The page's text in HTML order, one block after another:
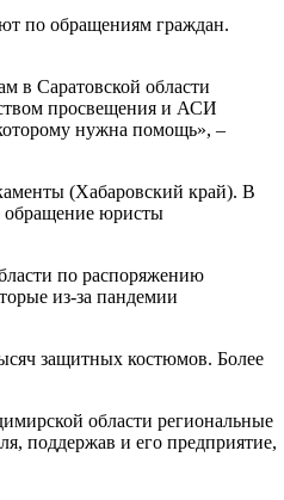
по обращениям граждан.
в Саратовской области
просвещения и АСИ
нужна помощь», –
(Хабаровский край). В
обращение юристы
по распоряжению
из-за пандемии
защитных костюмов. Более
области региональные
поддержав и его предприятие,